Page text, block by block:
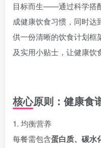
目标而生——通过科学搭
成健康饮食习惯，同时
供一份清晰的饮食计划框
及实用小贴士，让健康饮
核心原则：健康食
1. 均衡营养
每餐需包含蛋白质、碳水